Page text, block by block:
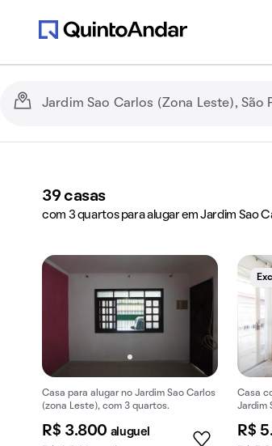
39 casas
com 3 quartos para alugar em Jardim Sao
Casa para alugar no Jardim Sao Carlos
(zona Leste), com 3 quartos.
R$ 3.800 aluguel
Casa
Jardim
R$